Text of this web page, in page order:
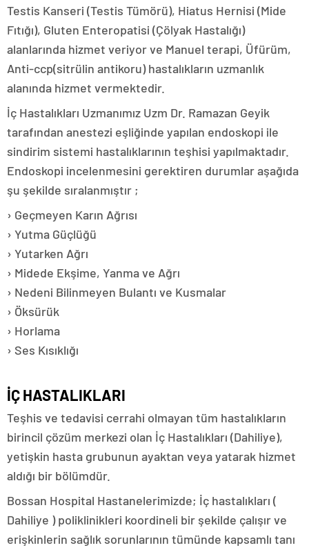
Testis Kanseri (Testis Tümörü), Hiatus Hernisi (Mide
Fıtığı), Gluten Enteropatisi (Çölyak Hastalığı)
alanlarında hizmet veriyor ve Manuel terapi, Üfürüm,
Anti-ccp(sitrülin antikoru) hastalıkların uzmanlık
alanında hizmet vermektedir.
İç Hastalıkları Uzmanımız Uzm Dr. Ramazan Geyik
tarafından anestezi eşliğinde yapılan endoskopi ile
sindirim sistemi hastalıklarının teşhisi yapılmaktadır.
Endoskopi incelenmesini gerektiren durumlar aşağıda
şu şekilde sıralanmıştır ;
› Geçmeyen Karın Ağrısı
› Yutma Güçlüğü
› Yutarken Ağrı
› Midede Ekşime, Yanma ve Ağrı
› Nedeni Bilinmeyen Bulantı ve Kusmalar
› Öksürük
› Horlama
› Ses Kısıklığı
İÇ HASTALIKLARI
Teşhis ve tedavisi cerrahi olmayan tüm hastalıkların
birincil çözüm merkezi olan İç Hastalıkları (Dahiliye),
yetişkin hasta grubunun ayaktan veya yatarak hizmet
aldığı bir bölümdür.
Bossan Hospital Hastanelerimizde; İç hastalıkları (
Dahiliye ) poliklinikleri koordineli bir şekilde çalışır ve
erişkinlerin sağlık sorunlarının tümünde kapsamlı tanı